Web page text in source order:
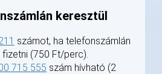
keresztül
számot, ha telefonszámlán
(750 Ft/perc).
715 555 szám hívható (2